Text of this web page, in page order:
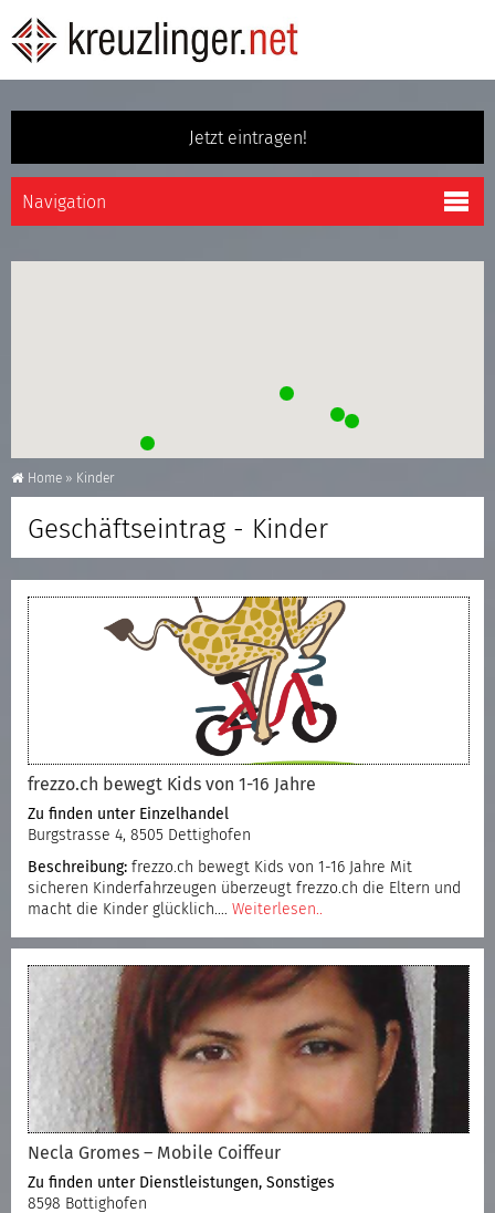
Jetzt eintragen!
Home » Kinder
Geschäftseintrag - Kinder
frezzo.ch bewegt Kids von 1-16 Jahre
Zu finden unter Einzelhandel
Burgstrasse 4, 8505 Dettighofen
Beschreibung: frezzo.ch bewegt Kids von 1-16 Jahre Mit
sicheren Kinderfahrzeugen überzeugt frezzo.ch die Eltern und
macht die Kinder glücklich.… Weiterlesen..
Necla Gromes – Mobile Coiffeur
Zu finden unter Dienstleistungen, Sonstiges
8598 Bottighofen